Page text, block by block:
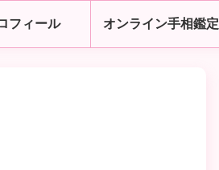
フィール オンライン手相鑑定